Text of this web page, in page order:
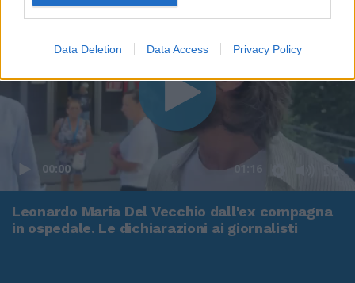
Data Deletion Data Access Privacy Policy
00:00 01:16
Leonardo Maria Del Vecchio dall'ex compagna
in ospedale. Le dichiarazioni ai giornalisti